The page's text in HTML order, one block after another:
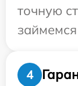
точную
4